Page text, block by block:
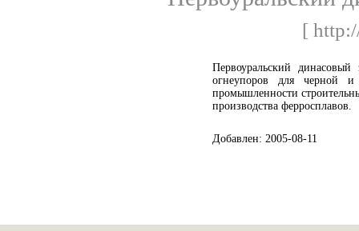
[
Первоуральский
огнеупоров для черной и
промышленности
производства ферросплавов.
Добавлен: 2005-08-11